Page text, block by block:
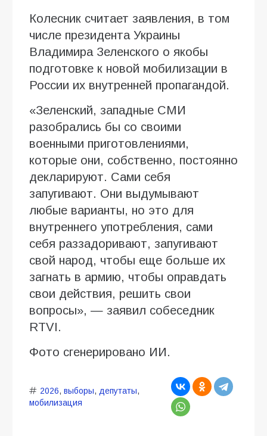
Колесник считает заявления, в том
числе президента Украины
Владимира Зеленского о якобы
подготовке к новой мобилизации в
России их внутренней пропагандой.
«Зеленский, западные СМИ
разобрались бы со своими
военными приготовлениями,
которые они, собственно, постоянно
декларируют. Сами себя
запугивают. Они выдумывают
любые варианты, но это для
внутреннего употребления, сами
себя раззадоривают, запугивают
свой народ, чтобы еще больше их
загнать в армию, чтобы оправдать
свои действия, решить свои
вопросы», — заявил собеседник
RTVI.
Фото сгенерировано ИИ.
2026, выборы, депутаты,
мобилизация